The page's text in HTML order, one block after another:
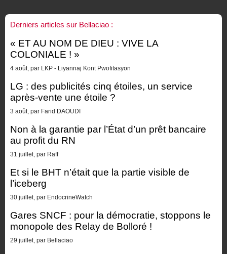
Derniers articles sur Bellaciao :
« ET AU NOM DE DIEU : VIVE LA
COLONIALE ! »
4 août, par LKP - Liyannaj Kont Pwofitasyon
LG : des publicités cinq étoiles, un service
après-vente une étoile ?
3 août, par Farid DAOUDI
Non à la garantie par l’État d’un prêt bancaire
au profit du RN
31 juillet, par Raff
Et si le BHT n’était que la partie visible de
l’iceberg
30 juillet, par EndocrineWatch
Gares SNCF : pour la démocratie, stoppons le
monopole des Relay de Bolloré !
29 juillet, par Bellaciao